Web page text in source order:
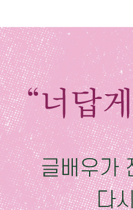
금은 할 수 있다
느라 지쳐버린 당신에게
하려는 마음
는 이유
아닐까
념